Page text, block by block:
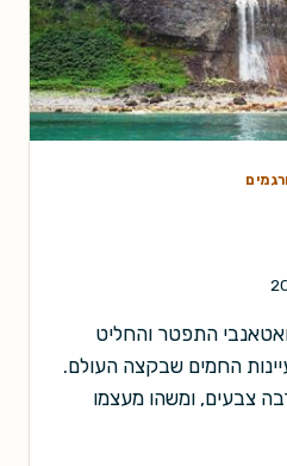
התפטר והחליט
החמים שבקצה העולם.
צבעים, ומשהו מעצמו